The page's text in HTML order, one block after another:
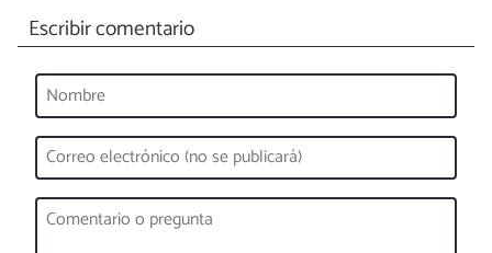
Escribir comentario